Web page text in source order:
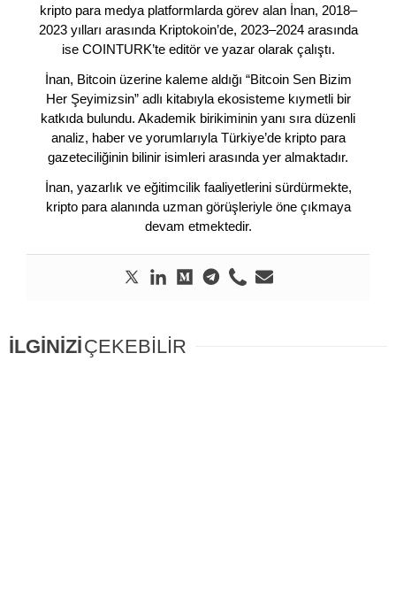
kripto para medya platformlarda görev alan İnan, 2018–
2023 yılları arasında Kriptokoin’de, 2023–2024 arasında
ise COINTURK’te editör ve yazar olarak çalıştı.
İnan, Bitcoin üzerine kaleme aldığı “Bitcoin Sen Bizim
Her Şeyimizsin” adlı kitabıyla ekosisteme kıymetli bir
katkıda bulundu. Akademik birikiminin yanı sıra düzenli
analiz, haber ve yorumlarıyla Türkiye’de kripto para
gazeteciliğinin bilinir isimleri arasında yer almaktadır.
İnan, yazarlık ve eğitimcilik faaliyetlerini sürdürmekte,
kripto para alanında uzman görüşleriyle öne çıkmaya
devam etmektedir.
İLGİNİZİÇEKEBİLİR